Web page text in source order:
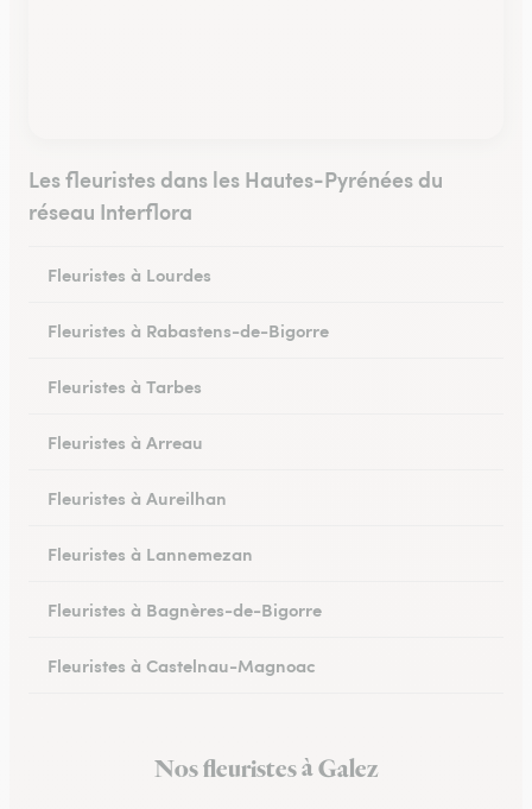
Les fleuristes dans les Hautes-Pyrénées du
réseau Interflora
Fleuristes à Lourdes
Fleuristes à Rabastens-de-Bigorre
Fleuristes à Tarbes
Fleuristes à Arreau
Fleuristes à Aureilhan
Fleuristes à Lannemezan
Fleuristes à Bagnères-de-Bigorre
Fleuristes à Castelnau-Magnoac
Nos fleuristes à Galez